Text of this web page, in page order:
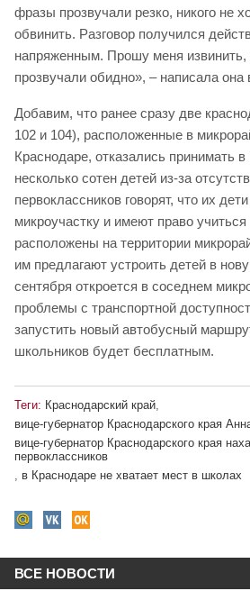
фразы прозвучали резко, никого не
обвинить. Разговор получился
напряженным. Прошу меня
прозвучали обидно», – написала она
Добавим, что ранее сразу две
102 и 104), расположенные в
Краснодаре, отказались принимать
несколько сотен детей из-за
первоклассников говорят, что их
микроучастку и имеют право
расположены на территории
им предлагают устроить детей в
сентября откроется в соседнем
проблемы с транспортной
запустить новый автобусный
школьников будет бесплатным.
Теги: Краснодарский край
вице-губернатор Краснодарского края
вице-губернатор Краснодарского края
первоклассников
, в Краснодаре не хватает мест в школах
ВСЕ НОВОСТИ